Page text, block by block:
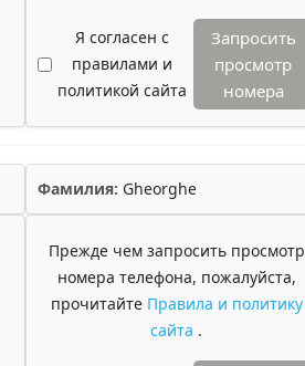
Я согласен с
правилами и
политикой сайта
Запросить
просмотр
номера
Фамилия: Gheorghe
Прежде чем запросить просмотр
номера телефона, пожалуйста,
прочитайте Правила и политику
сайта .